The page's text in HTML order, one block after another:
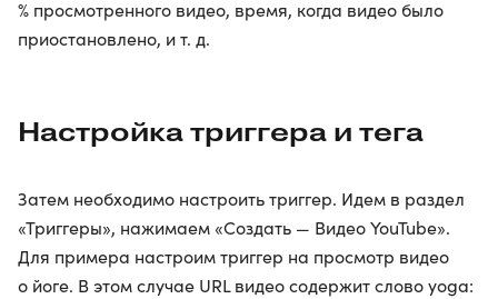
% просмотренного видео, время, когда видео было
приостановлено, и т. д.
Настройка триггера и тега
Затем необходимо настроить триггер. Идем в раздел
«Триггеры», нажимаем «Создать — Видео YouTube».
Для примера настроим триггер на просмотр видео
о йоге. В этом случае URL видео содержит слово yoga: